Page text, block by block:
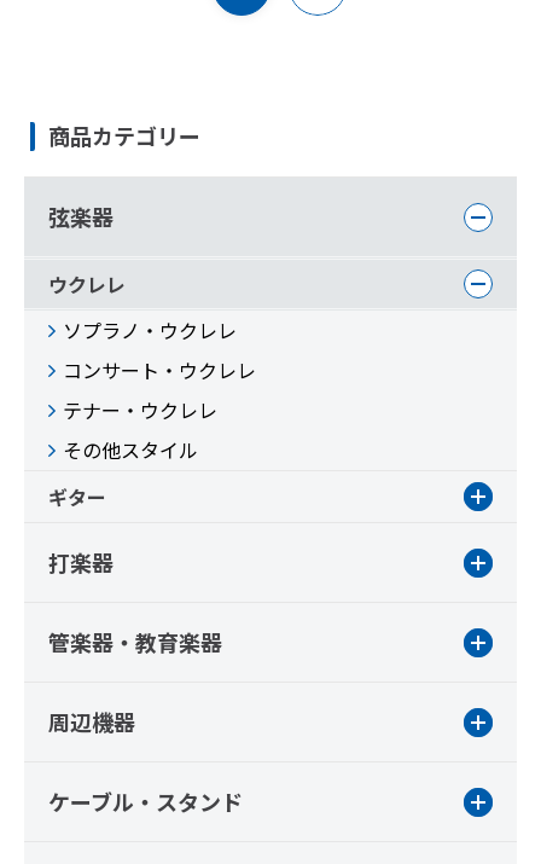
商品カテゴリー
弦楽器
ウクレレ
ソプラノ・ウクレレ
コンサート・ウクレレ
テナー・ウクレレ
その他スタイル
ギター
打楽器
管楽器・教育楽器
周辺機器
ケーブル・スタンド